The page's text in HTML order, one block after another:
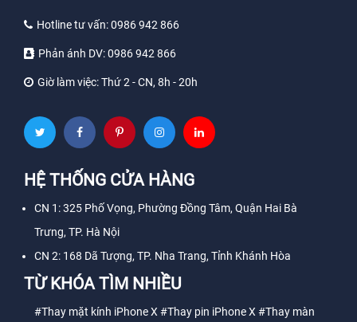
Hotline tư vấn:0986 942 866
Phản ánh DV:0986 942 866
Giờ làm việc:Thứ 2 - CN, 8h - 20h
HỆ THỐNG CỬA HÀNG
CN 1: 325 Phố Vọng, Phường Đồng Tâm, Quận Hai Bà
Trưng, TP. Hà Nội
CN 2: 168 Dã Tượng, TP. Nha Trang, Tỉnh Khánh Hòa
TỪ KHÓA TÌM NHIỀU
#Thay mặt kính iPhone X #Thay pin iPhone X #Thay màn